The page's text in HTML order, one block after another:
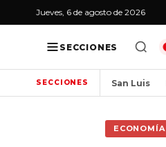
Jueves, 6 de agosto de 2026
SECCIONES
SECCIONES San Luis
ECONOMÍA